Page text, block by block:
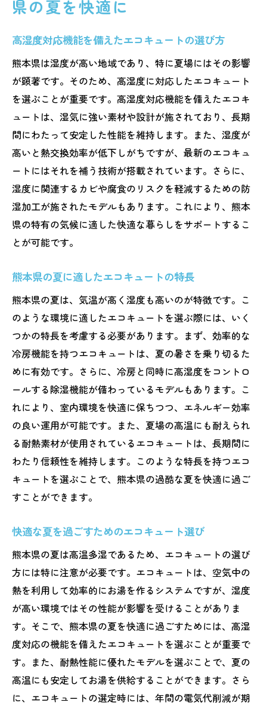
県の夏を快適に
高湿度対応機能を備えたエコキュートの選び方
熊本県は湿度が高い地域であり、特に夏場にはその影響
が顕著です。そのため、高湿度に対応したエコキュート
を選ぶことが重要です。高湿度対応機能を備えたエコキ
ュートは、湿気に強い素材や設計が施されており、長期
間にわたって安定した性能を維持します。また、湿度が
高いと熱交換効率が低下しがちですが、最新のエコキュ
ートにはそれを補う技術が搭載されています。さらに、
湿度に関連するカビや腐食のリスクを軽減するための防
湿加工が施されたモデルもあります。これにより、熊本
県の特有の気候に適した快適な暮らしをサポートするこ
とが可能です。
熊本県の夏に適したエコキュートの特長
熊本県の夏は、気温が高く湿度も高いのが特徴です。こ
のような環境に適したエコキュートを選ぶ際には、いく
つかの特長を考慮する必要があります。まず、効率的な
冷房機能を持つエコキュートは、夏の暑さを乗り切るた
めに有効です。さらに、冷房と同時に高湿度をコントロ
ールする除湿機能が備わっているモデルもあります。こ
れにより、室内環境を快適に保ちつつ、エネルギー効率
の良い運用が可能です。また、夏場の高温にも耐えられ
る耐熱素材が使用されているエコキュートは、長期間に
わたり信頼性を維持します。このような特長を持つエコ
キュートを選ぶことで、熊本県の過酷な夏を快適に過ご
すことができます。
快適な夏を過ごすためのエコキュート選び
熊本県の夏は高温多湿であるため、エコキュートの選び
方には特に注意が必要です。エコキュートは、空気中の
熱を利用して効率的にお湯を作るシステムですが、湿度
が高い環境ではその性能が影響を受けることがありま
す。そこで、熊本県の夏を快適に過ごすためには、高湿
度対応の機能を備えたエコキュートを選ぶことが重要で
す。また、耐熱性能に優れたモデルを選ぶことで、夏の
高温にも安定してお湯を供給することができます。さら
に、エコキュートの選定時には、年間の電気代削減が期